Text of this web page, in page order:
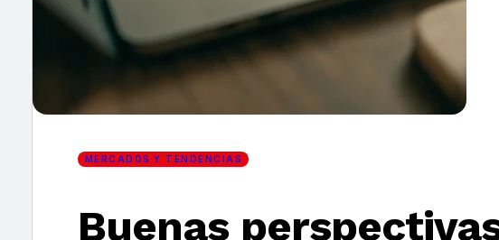
MERCADOS Y TENDENCIAS
Buenas